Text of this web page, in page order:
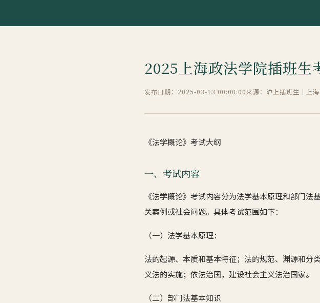
2025上海政法学院插班生
发布日期：2025-03-13 00:00:00来源：沪上插班生｜上
《法学概论》考试大纲
一、考试内容
《法学概论》考试内容分为法学基本原理和部门
关案例或社会问题。具体考试范围如下：
（一）法学基本原理：
法的起源、本质和基本特征；法的规范、渊源和分
义法的实施；依法治国，建设社会主义法治国家。
（二）部门法基本知识